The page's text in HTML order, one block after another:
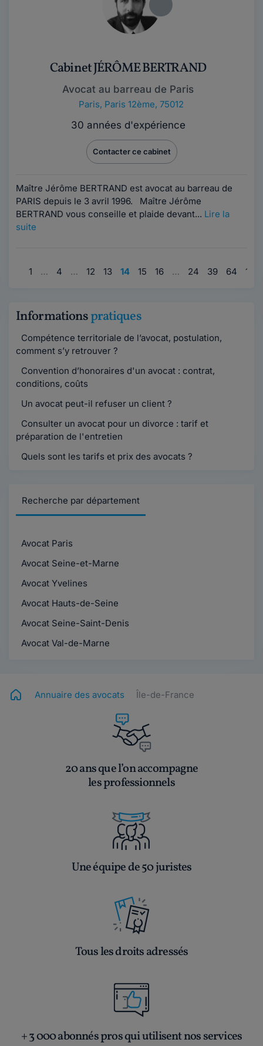
Cabinet JÉRÔME BERTRAND
Avocat au barreau de Paris
Paris, Paris 12ème, 75012
30 années d'expérience
Contacter ce cabinet
Maître Jérôme BERTRAND est avocat au barreau de
PARIS depuis le 3 avril 1996. Maître Jérôme
BERTRAND vous conseille et plaide devant... Lire la
suite
1 … 4 … 12 13 14 15 16 … 24 39 64 114
Informationspratiques
Compétence territoriale de l’avocat, postulation,
comment s’y retrouver ?
Convention d’honoraires d'un avocat : contrat,
conditions, coûts
Un avocat peut-il refuser un client ?
Consulter un avocat pour un divorce : tarif et
préparation de l'entretien
Quels sont les tarifs et prix des avocats ?
Recherche par département
Avocat Paris
Avocat Seine-et-Marne
Avocat Yvelines
Avocat Hauts-de-Seine
Avocat Seine-Saint-Denis
Avocat Val-de-Marne
Annuaire des avocats Île-de-France
20 ans que l’on accompagne
les professionnels
Une équipe de 50 juristes
Tous les droits adressés
+ 3 000 abonnés pros qui utilisent nos services